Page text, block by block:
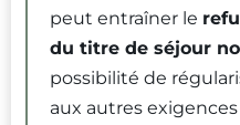
peut entraîner le
du titre de séjour
possibilité de
aux autres